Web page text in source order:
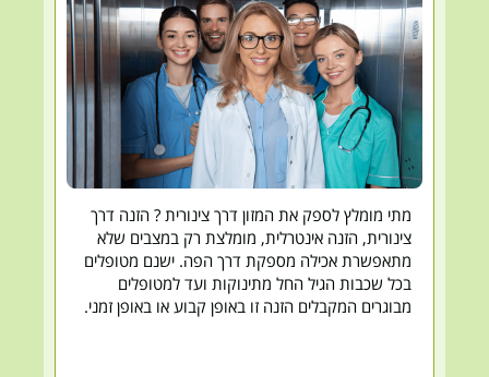
מתי מומלץ לספק את המזון דרך צינורית ? הזנה דרך
צינורית, הזנה אינטרלית, מומלצת רק במצבים שלא
מתאפשרת אכילה מספקת דרך הפה. ישנם מטופלים
בכל שכבות הגיל החל מתינוקות ועד למטופלים
מבוגרים המקבלים הזנה זו באופן קבוע או באופן זמני.